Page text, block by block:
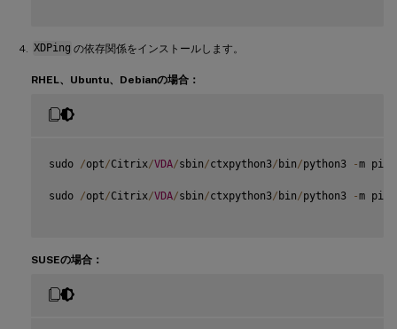
XDPing の依存関係をインストールします。
RHEL、Ubuntu、Debianの場合：
sudo /opt/Citrix/VDA/sbin/ctxpython3/ bin/python3 -m
sudo /opt/Citrix/VDA/sbin/ctxpython3/ bin/python3 -m
SUSEの場合：